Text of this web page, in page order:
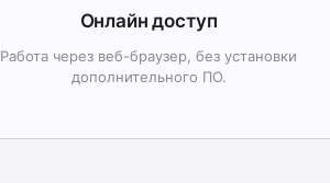
Онлайн доступ
Работа через веб-браузер, без установки
дополнительного ПО.